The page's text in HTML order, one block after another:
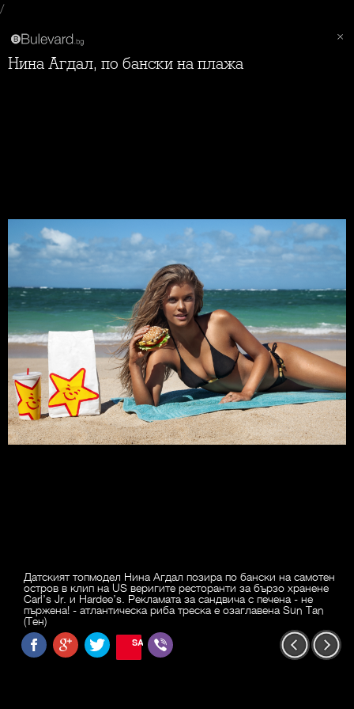
/
Нина Агдал, по бански на плажа
Датският топмодел Нина Агдал позира по бански на самотен
остров в клип на US веригите ресторанти за бързо хранене
Carl’s Jr. и Hardee’s. Рекламата за сандвича с печена - не
пържена! - атлантическа риба треска е озаглавена Sun Tan
(Тен)
SAVE